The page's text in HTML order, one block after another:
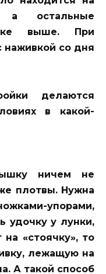
остальные
выше. При
наживкой со дня
делаются
в какой-
ничем не
плотвы. Нужна
упорами,
удочку у лунки,
«стоячку», то
лежащую на
А такой способ